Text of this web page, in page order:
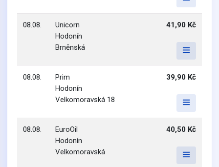
08.08.
Unicorn
Hodonín
Brněnská
41,90 Kč
08.08.
Prim
Hodonín
Velkomoravská 18
39,90 Kč
08.08.
EuroOil
Hodonín
Velkomoravská
40,50 Kč